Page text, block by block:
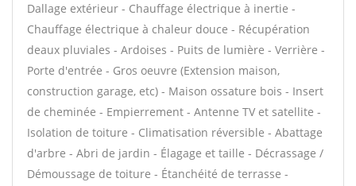
Dallage extérieur - Chauffage électrique à inertie -
Chauffage électrique à chaleur douce - Récupération
deaux pluviales - Ardoises - Puits de lumière - Verrière -
Porte d'entrée - Gros oeuvre (Extension maison,
construction garage, etc) - Maison ossature bois - Insert
de cheminée - Empierrement - Antenne TV et satellite -
Isolation de toiture - Climatisation réversible - Abattage
d'arbre - Abri de jardin - Élagage et taille - Décrassage /
Démoussage de toiture - Étanchéité de terrasse -